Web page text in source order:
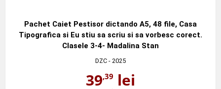
Pachet Caiet Pestisor dictando A5, 48 file, Casa
Tipografica si Eu stiu sa scriu si sa vorbesc corect.
Clasele 3-4- Madalina Stan
DZC - 2025
39,39 lei